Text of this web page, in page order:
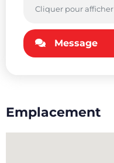
Cliquer pour afficher
Message
Emplacement